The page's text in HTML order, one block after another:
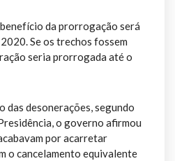
da prorrogação será
Se os trechos fossem
seria prorrogada até o
desonerações, segundo
o governo afirmou
por acarretar
o cancelamento equivalente